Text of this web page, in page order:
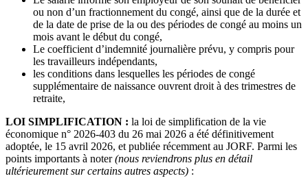
ou non d’un fractionnement du congé, ainsi que de la durée et
de la date de prise de la ou des périodes de congé au moins un
mois avant le début du congé,
Le coefficient d’indemnité journalière prévu, y compris pour
les travailleurs indépendants,
les conditions dans lesquelles les périodes de congé
supplémentaire de naissance ouvrent droit à des trimestres de
retraite,
LOI SIMPLIFICATION : la loi de simplification de la vie
économique n° 2026-403 du 26 mai 2026 a été définitivement
adoptée, le 15 avril 2026, et publiée récemment au JORF. Parmi les
points importants à noter(nous reviendrons plus en détail
ultérieurement sur certains autres aspects) :